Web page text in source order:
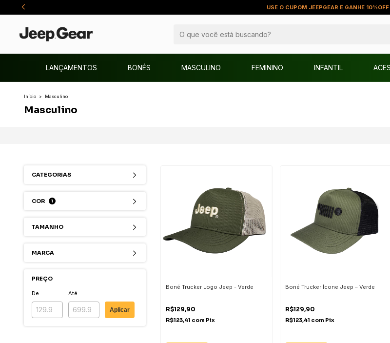
USE O CUPOM JEEPGEAR E GANHE 10%OFF
LANÇAMENTOS BONÉS MASCULINO FEMININO INFANTIL
Início > Masculino
Masculino
CATEGORIAS
COR 1
TAMANHO
MARCA
PREÇO
De Até
Aplicar
Boné Trucker Logo Jeep - Verde
R$129,90
R$123,41 com Pix
Boné Trucker Ícone Jeep – Verde
R$129,90
R$123,41 com Pix